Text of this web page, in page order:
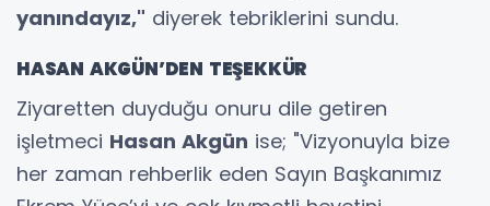
yanındayız," diyerek tebriklerini sundu.
HASAN AKGÜN’DEN TEŞEKKÜR
Ziyaretten duyduğu onuru dile getiren
işletmeci Hasan Akgün ise; "Vizyonuyla bize
her zaman rehberlik eden Sayın Başkanımız